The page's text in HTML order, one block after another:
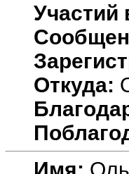
Участий
Откуда:
Имя: